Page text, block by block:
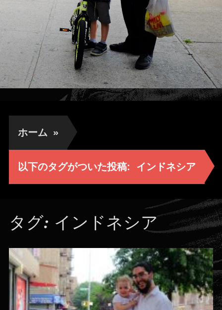
ホーム »
以下のタグがついた投稿: インドネシア
タグ: インドネシア